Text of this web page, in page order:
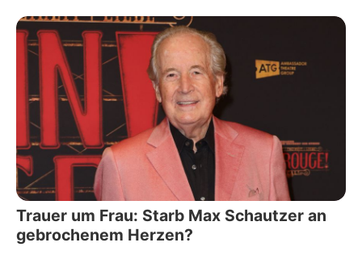
Trauer um Frau: Starb Max Schautzer an
gebrochenem Herzen?